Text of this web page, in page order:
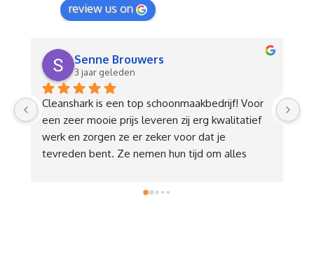
review us on
Senne Brouwers
3 jaar geleden
Cleanshark is een top schoonmaakbedrijf! Voor
een zeer mooie prijs leveren zij erg kwalitatief
werk en zorgen ze er zeker voor dat je
tevreden bent. Ze nemen hun tijd om alles